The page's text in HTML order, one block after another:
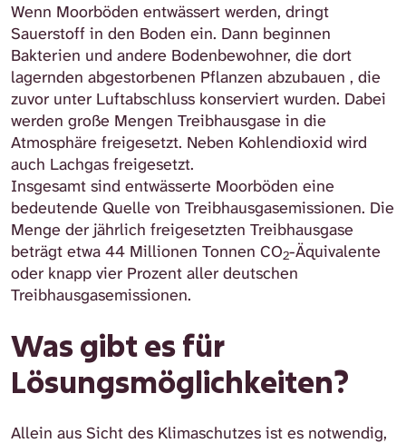
Wenn Moorböden entwässert werden, dringt
Sauerstoff in den Boden ein. Dann beginnen
Bakterien und andere Bodenbewohner, die dort
lagernden abgestorbenen Pflanzen abzubauen , die
zuvor unter Luftabschluss konserviert wurden. Dabei
werden große Mengen Treibhausgase in die
Atmosphäre freigesetzt. Neben Kohlendioxid wird
auch Lachgas freigesetzt.
Insgesamt sind entwässerte Moorböden eine
bedeutende Quelle von Treibhausgasemissionen. Die
Menge der jährlich freigesetzten Treibhausgase
beträgt etwa 44 Millionen Tonnen CO2-Äquivalente
oder knapp vier Prozent aller deutschen
Treibhausgasemissionen.
Was gibt es für
Lösungsmöglichkeiten?
Allein aus Sicht des Klimaschutzes ist es notwendig,